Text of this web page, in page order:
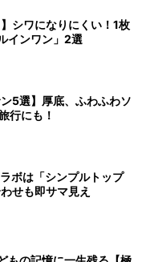
シワになりにくい！1枚
インワン」2選
5選】厚底、ふわふわソ
行にも！
ボは「シンプルトップ
せも即サマ見え